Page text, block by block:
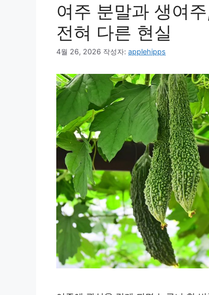
여주 분말과 생여
전혀 다른 현실
4월 26, 2026 작성자: applehipps